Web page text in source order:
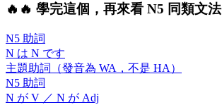
🔥 🔥 學完這個，再來看 N5 同類文法
N5 助詞
N は N です
主題助詞（發音為 WA，不是 HA）
N5 助詞
N が V ／ N が Adj